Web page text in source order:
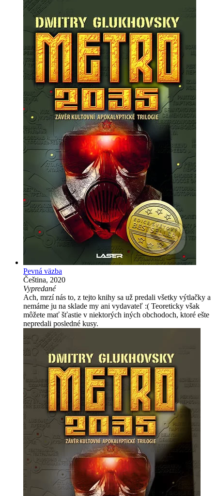
Pevná väzba
Čeština, 2020
Vypredané
Ach, mrzí nás to, z tejto knihy sa už predali všetky výtlačky a
nemáme ju na sklade my ani vydavateľ :( Teoreticky však
môžete mať šťastie v niektorých iných obchodoch, ktoré ešte
nepredali posledné kusy.